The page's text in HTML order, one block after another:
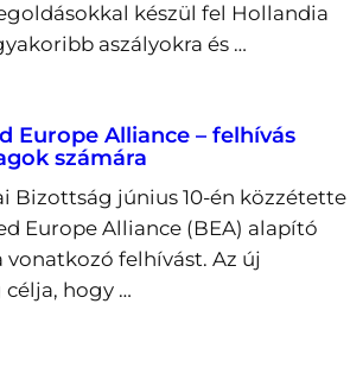
készül fel Hollandia
aszályokra és …
Europe Alliance – felhívás
számára
Bizottság június 10-én közzétette
Europe Alliance (BEA) alapító
vonatkozó felhívást. Az új
célja, hogy …